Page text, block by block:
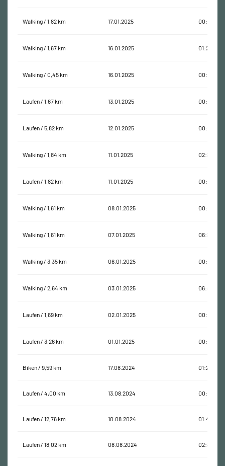
Walking / 1,82 km 17.01.2025 00:31:13
Walking / 1,67 km 16.01.2025 01:24:41
Walking / 0,45 km 16.01.2025 00:07:58
Laufen / 1,67 km 13.01.2025 00:10:26
Laufen / 5,82 km 12.01.2025 00:45:45
Walking / 1,84 km 11.01.2025 02:38:16
Laufen / 1,82 km 11.01.2025 00:11:11
Walking / 1,61 km 08.01.2025 00:53:56
Walking / 1,61 km 07.01.2025 06:37:15
Walking / 3,35 km 06.01.2025 00:52:17
Walking / 2,64 km 03.01.2025 06:48:20
Laufen / 1,69 km 02.01.2025 00:11:42
Laufen / 3,26 km 01.01.2025 00:25:41
Biken / 9,59 km 17.08.2024 01:26:43
Laufen / 4,00 km 13.08.2024 00:48:43
Laufen / 12,76 km 10.08.2024 01:46:47
Laufen / 18,02 km 08.08.2024 02:31:04